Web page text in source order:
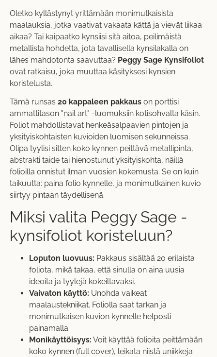
Oletko kyllästynyt yrittämään monimutkaisista
maalauksia, jotka vaativat vakaata kättä ja vievät liikaa
aikaa? Tai kaipaatko kynsiisi sitä aitoa, peilimäistä
metallista hohdetta, jota tavallisella kynsilakalla on
lähes mahdotonta saavuttaa? Peggy Sage Kynsifoliot
ovat ratkaisu, joka muuttaa käsityksesi kynsien
koristelusta.
Tämä runsas 20 kappaleen pakkaus on porttisi
ammattitason "nail art" -luomuksiin kotisohvalta käsin.
Foliot mahdollistavat henkeäsalpaavien pintojen ja
yksityiskohtaisten kuvioiden luomisen sekunneissa.
Olipa tyylisi sitten koko kynnen peittävä metallipinta,
abstrakti taide tai hienostunut yksityiskohta, näillä
folioilla onnistut ilman vuosien kokemusta. Se on kuin
taikuutta: paina folio kynnelle, ja monimutkainen kuvio
siirtyy pintaan täydellisenä.
Miksi valita Peggy Sage -
kynsifoliot koristeluun?
Loputon luovuus: Pakkaus sisältää 20 erilaista
foliota, mikä takaa, että sinulla on aina uusia
ideoita ja tyylejä kokeiltavaksi.
Vaivaton käyttö: Unohda vaikeat
maalaustekniikat. Foliolla saat tarkan ja
monimutkaisen kuvion kynnelle helposti
painamalla.
Monikäyttöisyys: Voit käyttää folioita peittämään
koko kynnen (full cover), leikata niistä uniikkeja